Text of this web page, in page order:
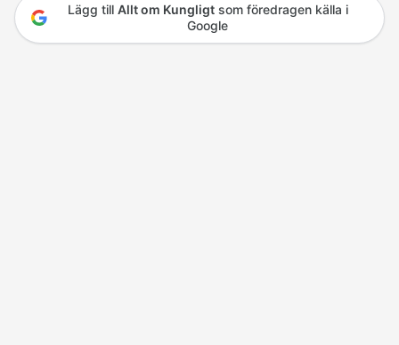
Lägg till Allt om Kungligtsom föredragen källa i
Google